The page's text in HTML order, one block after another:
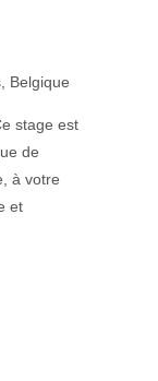
Belgique
stage est
de
à votre
et